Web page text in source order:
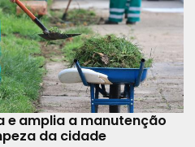
e amplia a manutenção
da cidade